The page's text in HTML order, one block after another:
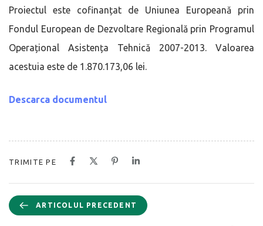
Proiectul este cofinanțat de Uniunea Europeană prin
Fondul European de Dezvoltare Regională prin Programul
Operațional Asistența Tehnică 2007-2013. Valoarea
acestuia este de 1.870.173,06 lei.
Descarca documentul
TRIMITE PE
ARTICOLUL PRECEDENT